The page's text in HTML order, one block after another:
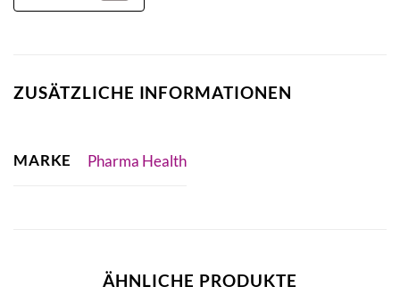
ZUSÄTZLICHE INFORMATIONEN
MARKE Pharma Health
ÄHNLICHE PRODUKTE